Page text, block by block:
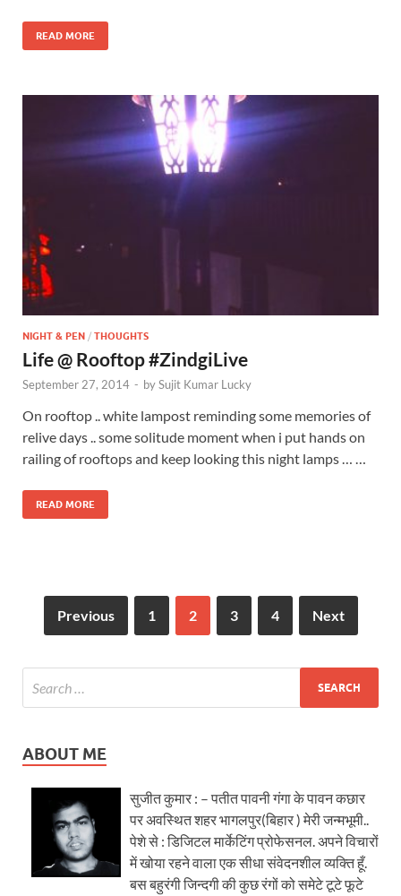
READ MORE
NIGHT & PEN / THOUGHTS
Life @ Rooftop #ZindgiLive
September 27, 2014 - bySujit Kumar Lucky
On rooftop .. white lampost reminding some memories of
relive days .. some solitude moment when i put hands on
railing of rooftops and keep looking this night lamps … …
READ MORE
Previous 1 2 3 4 Next
ABOUT ME
सुजीत कुमार : – पतीत पावनी गंगा के पावन कछार
पर अवस्थित शहर भागलपुर(बिहार ) मेरी जन्मभूमी..
पेशे से : डिजिटल मार्केटिंग प्रोफेसनल. अपने विचारों
में खोया रहने वाला एक सीधा संवेदनशील व्यक्ति हूँ.
बस बहुरंगी जिन्दगी की कुछ रंगों को समेटे टूटे फूटे